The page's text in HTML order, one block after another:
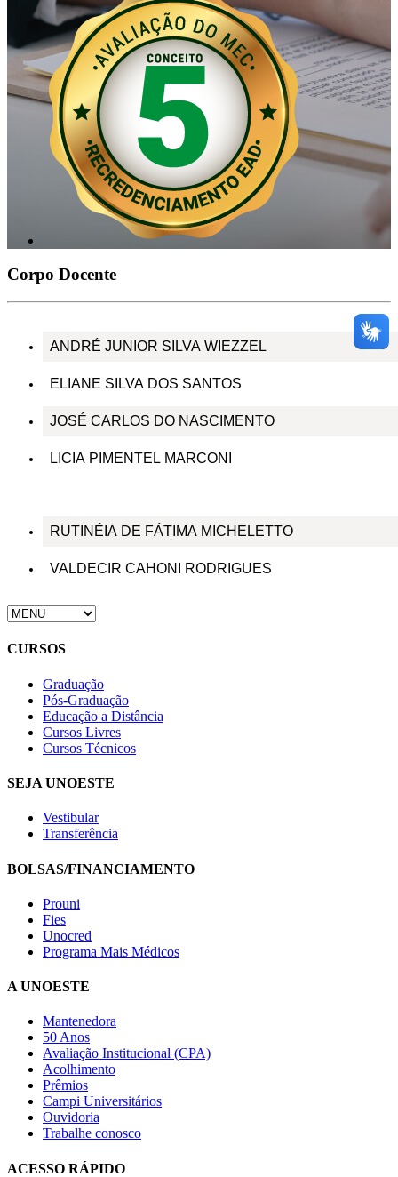
Corpo Docente
ANDRÉ JUNIOR SILVA WIEZZEL
ELIANE SILVA DOS SANTOS
JOSÉ CARLOS DO NASCIMENTO
LICIA PIMENTEL MARCONI
RUTINÉIA DE FÁTIMA MICHELETTO
VALDECIR CAHONI RODRIGUES
CURSOS
Graduação
Pós-Graduação
Educação a Distância
Cursos Livres
Cursos Técnicos
SEJA UNOESTE
Vestibular
Transferência
BOLSAS/FINANCIAMENTO
Prouni
Fies
Unocred
Programa Mais Médicos
A UNOESTE
Mantenedora
50 Anos
Avaliação Institucional (CPA)
Acolhimento
Prêmios
Campi Universitários
Ouvidoria
Trabalhe conosco
ACESSO RÁPIDO